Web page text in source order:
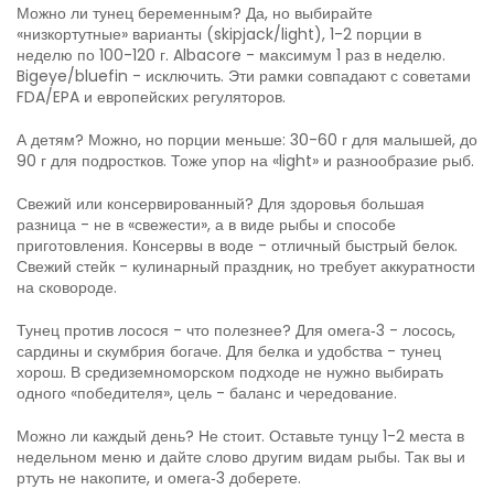
Можно ли тунец беременным? Да, но выбирайте
«низкортутные» варианты (skipjack/light), 1-2 порции в
неделю по 100-120 г. Albacore - максимум 1 раз в неделю.
Bigeye/bluefin - исключить. Эти рамки совпадают с советами
FDA/EPA и европейских регуляторов.
А детям? Можно, но порции меньше: 30-60 г для малышей, до
90 г для подростков. Тоже упор на «light» и разнообразие рыб.
Свежий или консервированный? Для здоровья большая
разница - не в «свежести», а в виде рыбы и способе
приготовления. Консервы в воде - отличный быстрый белок.
Свежий стейк - кулинарный праздник, но требует аккуратности
на сковороде.
Тунец против лосося - что полезнее? Для омега‑3 - лосось,
сардины и скумбрия богаче. Для белка и удобства - тунец
хорош. В средиземноморском подходе не нужно выбирать
одного «победителя», цель - баланс и чередование.
Можно ли каждый день? Не стоит. Оставьте тунцу 1-2 места в
недельном меню и дайте слово другим видам рыбы. Так вы и
ртуть не накопите, и омега‑3 доберете.